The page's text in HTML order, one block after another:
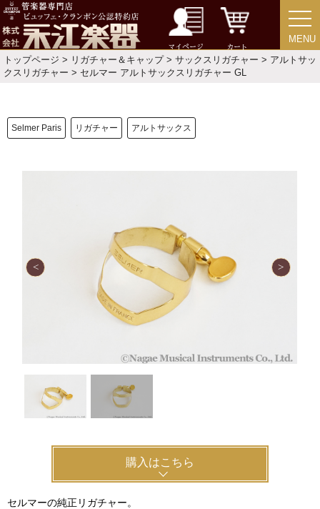
マイページ カート
MENU
MENU
トップページ > リガチャー＆キャップ> サックスリガチャー > アルトサッ
クスリガチャー > セルマー アルトサックスリガチャー GL
Selmer Paris リガチャー アルトサックス
購入はこちら
セルマーの純正リガチャー。
演奏会のお知らせ
ログイン・マイページ
ご利用ガイド サポート・保証
会社紹介